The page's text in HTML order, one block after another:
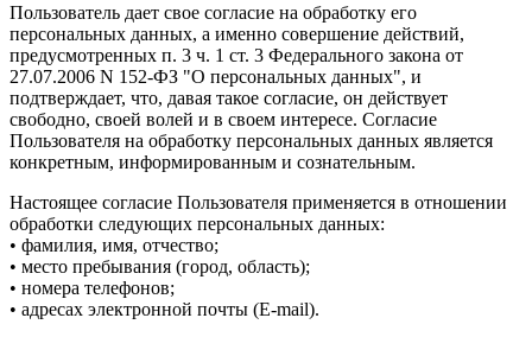
Пользователь дает свое согласие на обработку его
персональных данных, а именно совершение действий,
предусмотренных п. 3 ч. 1 ст. 3 Федерального закона от
27.07.2006 N 152-ФЗ "О персональных данных", и
подтверждает, что, давая такое согласие, он действует
свободно, своей волей и в своем интересе. Согласие
Пользователя на обработку персональных данных является
конкретным, информированным и сознательным.
Настоящее согласие Пользователя применяется в отношении
обработки следующих персональных данных:
• фамилия, имя, отчество;
• место пребывания (город, область);
• номера телефонов;
• адресах электронной почты (E-mail).